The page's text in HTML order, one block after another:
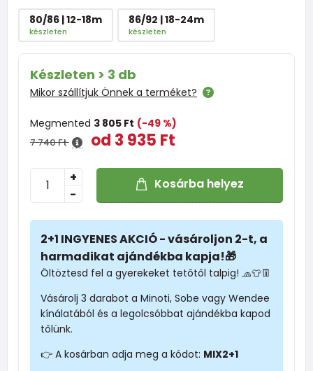
80/86 | 12-18m
készleten
86/92 | 18-24m
készleten
Készleten > 3 db
Mikor szállítjuk Önnek a terméket?
Megmented 3 805 Ft (-49 %)
7 740 Ft od 3 935 Ft
-
+ Kosárba helyez
2+1 INGYENES AKCIÓ - vásároljon 2-t, a
harmadikat ajándékba kapja!🎁
Öltöztesd fel a gyerekeket tetőtől talpig! 🧢👕👖
Vásárolj 3 darabot a Minoti, Sobe vagy Wendee
kínálatából és a legolcsóbbat ajándékba kapod
tőlünk.
👉 A kosárban adja meg a kódot: MIX2+1